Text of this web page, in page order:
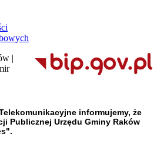
|
informujemy, że
Publicznej Urzędu Gminy Raków